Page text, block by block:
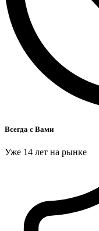
Всегда с Вами
Уже 14 лет на рынке